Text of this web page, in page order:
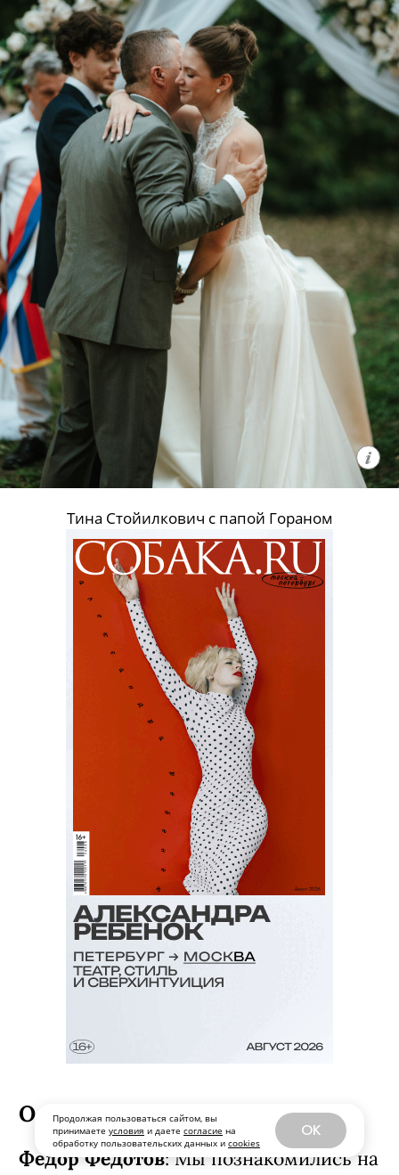
Продолжая пользоваться сайтом, вы
принимаете условия и даете согласие на
обработку пользовательских данных и cookies
OK
Тина Стойилкович с папой Гораном
О знакомстве